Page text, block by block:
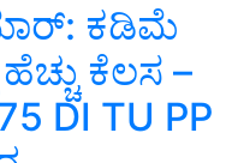
ಕಡಿಮೆ
ಕೆಲಸ –
DI TU PP